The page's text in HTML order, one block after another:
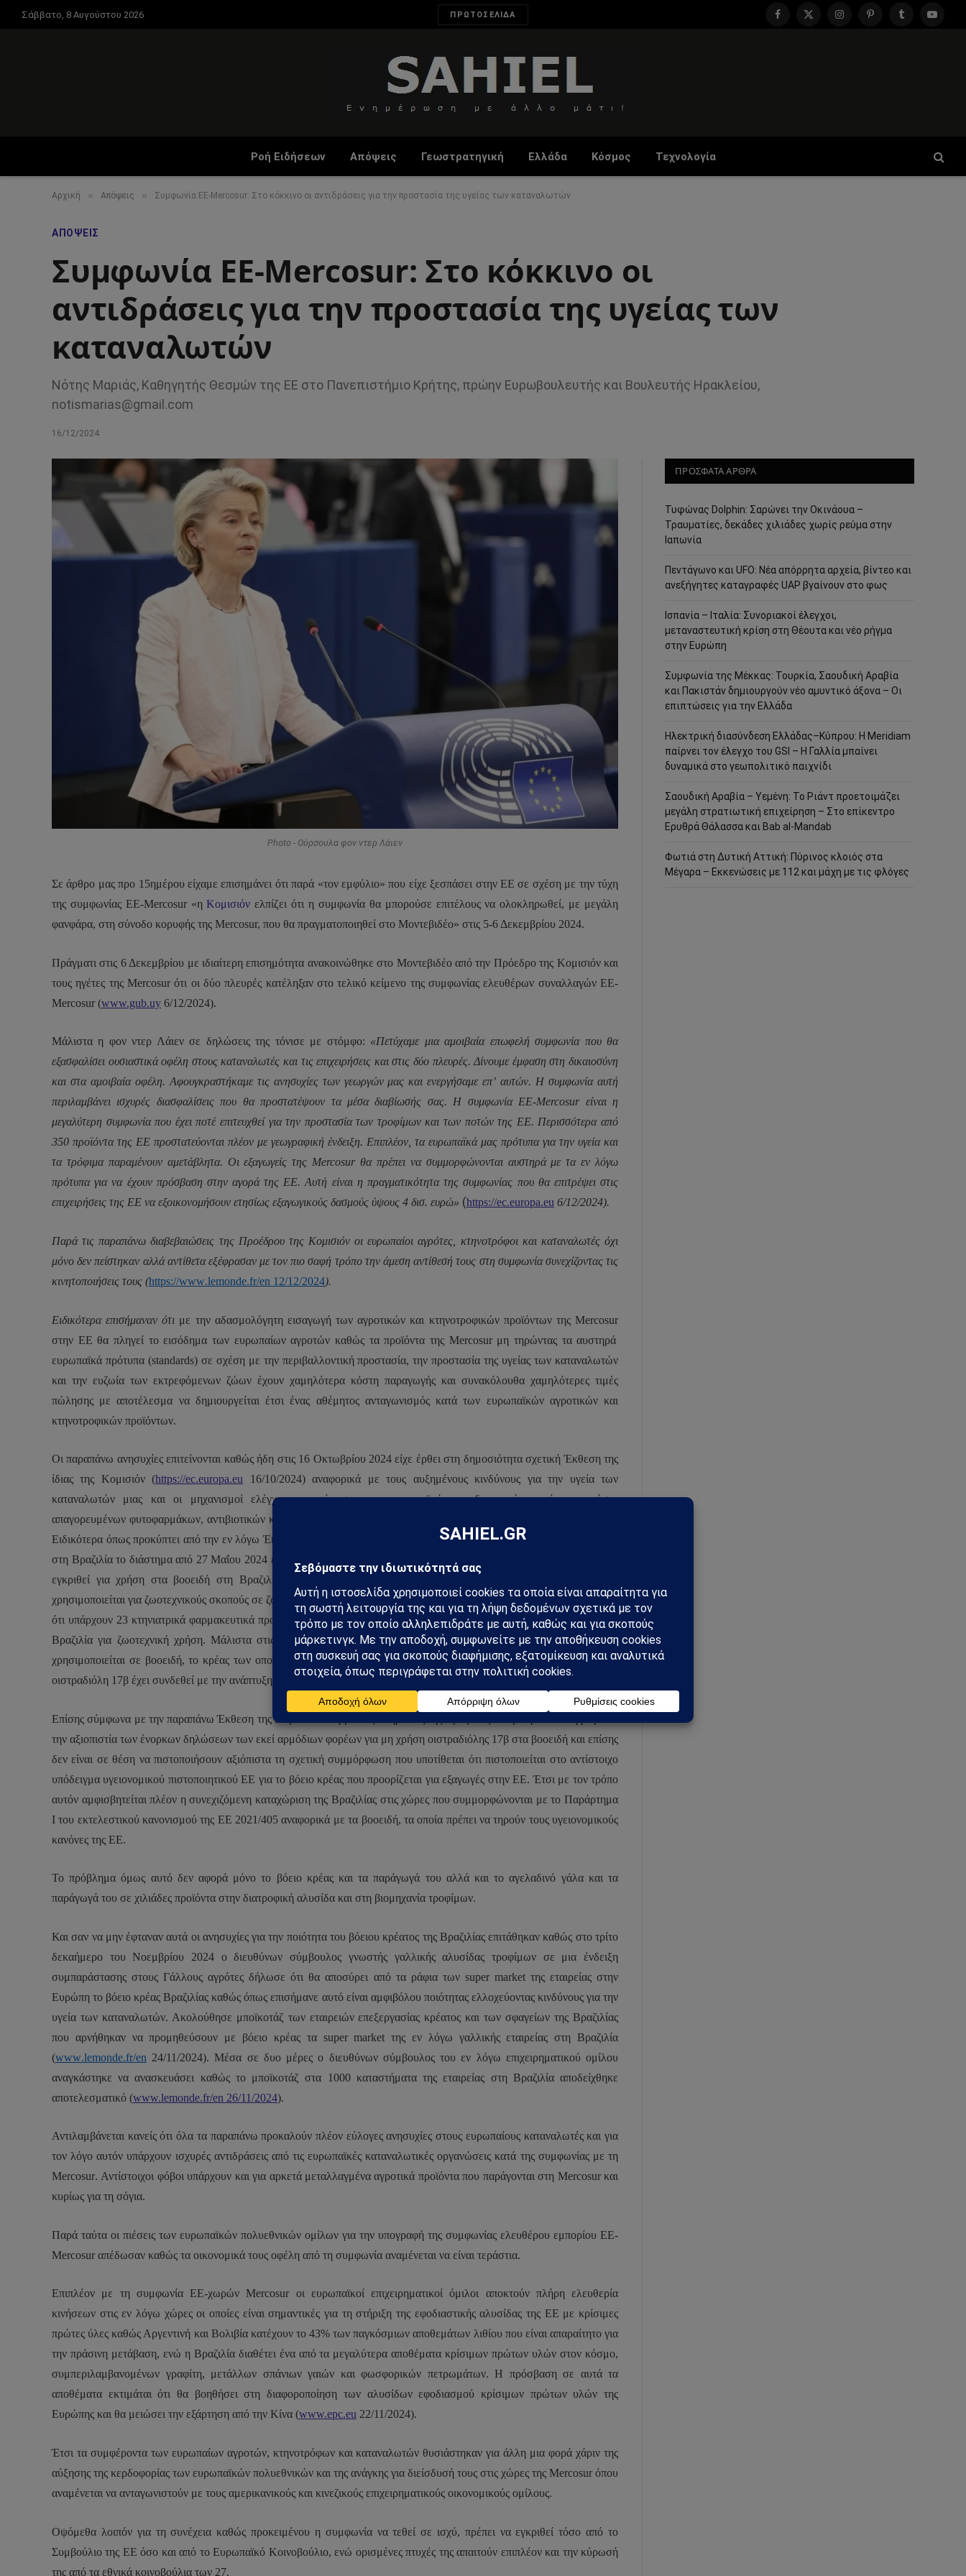
Σάββατο, 8 Αυγούστου 2026 ΠΡΩΤΟΣΕΛΙΔΑ
Facebook
X
InstagramPinterestTumblr
Ροή Ειδήσεων Απόψεις Γεωστρατηγική Ελλάδα Κόσμος Τεχνολογία
Αρχική » Απόψεις » Συμφωνία ΕΕ-Mercosur: Στο κόκκινο οι αντιδράσεις για την προστασία της υγείας των καταναλωτών
ΑΠΌΨΕΙΣ
Συμφωνία ΕΕ-Mercosur: Στο κόκκινο οι
αντιδράσεις για την προστασία της υγείας των
καταναλωτών
Νότης Μαριάς, Καθηγητής Θεσμών της ΕΕ στο Πανεπιστήμιο Κρήτης, πρώην Ευρωβουλευτής και Βουλευτής Ηρακλείου,
notismarias@gmail.com
16/12/2024
Photo - Ούρσουλα φον ντερ Λάιεν
Σε άρθρο μας προ 15ημέρου είχαμε επισημάνει ότι παρά «τον εμφύλιο» που είχε ξεσπάσει στην ΕΕ σε σχέση με την τύχη
της συμφωνίας ΕΕ-Mercosur«η Κομισιόν ελπίζει ότι η συμφωνία θα μπορούσε επιτέλους να ολοκληρωθεί, με μεγάλη
φανφάρα, στη σύνοδο κορυφής της Mercosur, που θα πραγματοποιηθεί στο Μοντεβιδέο» στις 5-6 Δεκεμβρίου 2024.
Πράγματι στις 6 Δεκεμβρίου με ιδιαίτερη επισημότητα ανακοινώθηκε στο Μοντεβιδέο από την Πρόεδρο της Κομισιόν και
τους ηγέτες της Mercosurότι οι δύο πλευρές κατέληξαν στο τελικό κείμενο της συμφωνίας ελευθέρων συναλλαγών ΕΕ-
Mercosur (www.gub.uy 6/12/2024).
Μάλιστα η φον ντερ Λάιεν σε δηλώσεις της τόνισε με στόμφο: «Πετύχαμε μια αμοιβαία επωφελή συμφωνία που θα
εξασφαλίσει ουσιαστικά οφέλη στους καταναλωτές και τις επιχειρήσεις και στις δύο πλευρές. Δίνουμε έμφαση στη δικαιοσύνη
και στα αμοιβαία οφέλη. Αφουγκραστήκαμε τις ανησυχίες των γεωργών μας και ενεργήσαμε επ’ αυτών. Η συμφωνία αυτή
περιλαμβάνει ισχυρές διασφαλίσεις που θα προστατέψουν τα μέσα διαβίωσής σας. Η συμφωνία ΕΕ-Mercosur είναι η
μεγαλύτερη συμφωνία που έχει ποτέ επιτευχθεί για την προστασία των τροφίμων και των ποτών της ΕΕ. Περισσότερα από
350 προϊόντα της ΕΕ προστατεύονται πλέον με γεωγραφική ένδειξη. Επιπλέον, τα ευρωπαϊκά μας πρότυπα για την υγεία και
τα τρόφιμα παραμένουν αμετάβλητα. Οι εξαγωγείς της Mercosur θα πρέπει να συμμορφώνονται αυστηρά με τα εν λόγω
πρότυπα για να έχουν πρόσβαση στην αγορά της ΕΕ. Αυτή είναι η πραγματικότητα της συμφωνίας που θα επιτρέψει στις
επιχειρήσεις της ΕΕ να εξοικονομήσουν ετησίως εξαγωγικούς δασμούς ύψους 4 δισ. ευρώ» (https://ec.europa.eu 6/12/2024).
Παρά τις παραπάνω διαβεβαιώσεις της Προέδρου της Κομισιόν οι ευρωπαίοι αγρότες, κτηνοτρόφοι και καταναλωτές όχι
μόνο δεν πείστηκαν αλλά αντίθετα εξέφρασαν με τον πιο σαφή τρόπο την άμεση αντίθεσή τους στη συμφωνία συνεχίζοντας τις
κινητοποιήσεις τους (https://www.lemonde.fr/en 12/12/2024).
Ειδικότερα επισήμαναν ότι με την αδασμολόγητη εισαγωγή των αγροτικών και κτηνοτροφικών προϊόντων τηςMercosur
στην ΕΕ θα πληγεί το εισόδημα των ευρωπαίων αγροτών καθώς τα προϊόντα της Mercosurμη τηρώντας τα αυστηρά
ευρωπαϊκά πρότυπα (standards) σε σχέση με την περιβαλλοντική προστασία, την προστασία της υγείας των καταναλωτών
και την ευζωία των εκτρεφόμενων ζώων έχουν χαμηλότερα κόστη παραγωγής και συνακόλουθα χαμηλότερες τιμές
πώλησης με αποτέλεσμα να δημιουργείται έτσι ένας αθέμητος ανταγωνισμός κατά των ευρωπαϊκών αγροτικών και
κτηνοτροφικών προϊόντων.
Οι παραπάνω ανησυχίες επιτείνονται καθώς ήδη στις 16 Οκτωβρίου 2024 είχε έρθει στη δημοσιότητα σχετική Έκθεση της
ίδιας της Κομισιόν (https://ec.europa.eu 16/10/2024) αναφορικά με τους αυξημένους κινδύνους για την υγεία των
καταναλωτών μιας και οι μηχανισμοί ελέγχου και τήρησης των ευρωπαϊκών προδιαγραφών κατά της χρήσης
απαγορευμένων φυτοφαρμάκων, αντιβιοτικών και ορμονών που λειτουργούν στις χώρες της
Ειδικότερα όπως προκύπτει από την εν λόγω Έκθεση της Κομισιόν (
DG(SANTE) 2024-8087)μετά από έρευνα που έγινε
στη Βραζιλία το διάστημα από 27 Μαΐου 2024 έως 14 Ιουνίου 2024 διαπιστώθηκε
εγκριθεί για χρήση στα βοοειδή στη Βραζιλία, περιλαμβάνει οιστραδιόλη 17β, η οποία απαγορεύεται στην ΕΕ να
χρησιμοποιείται για ζωοτεχνικούς σκοπούς σε ζώα από τα οποία παράγονται τρόφιμα. Επιπλέον στην ίδια Έκθεση τονίζεται
ότι υπάρχουν 23 κτηνιατρικά φαρμακευτικά προϊόντα που περιέχουν οιστραδιόλη 17β και τα οποία είναι εγκεκριμένα στη
Βραζιλία για ζωοτεχνική χρήση. Μάλιστα στις ετικέτες τους δεν υπάρχει καμία ένδειξη ότι το προϊόν δεν πρέπει να
χρησιμοποιείται σε βοοειδή, το κρέας των οποίων προορίζεται για την αγορά της ΕΕ. Θα πρέπει να σημειωθεί δε ότι η
οιστραδιόλη 17β έχει συνδεθεί με την ανάπτυξη και την εξέλιξη διαφόρων τύπων καρκίνων.
Επίσης σύμφωνα με την παραπάνω Έκθεση της Κομισιόν οι αρμόδιες υπηρεσίες της Βραζιλίας δεν μπορούν να εγγυηθούν
την αξιοπιστία των ένορκων δηλώσεων των εκεί αρμόδιων φορέων για μη χρήση οιστραδιόλης 17β στα βοοειδή και επίσης
δεν είναι σε θέση να πιστοποιήσουν αξιόπιστα τη σχετική συμμόρφωση που υποτίθεται ότι πιστοποιείται στο αντίστοιχο
υπόδειγμα υγειονομικού πιστοποιητικού ΕΕ για το βόειο κρέας που προορίζεται για εξαγωγές στην ΕΕ. Έτσι με τον τρόπο
αυτόν αμφισβητείται πλέον η συνεχιζόμενη καταχώριση της Βραζιλίας στις χώρες που συμμορφώνονται με το Παράρτημα
Ι του εκτελεστικού κανονισμού της ΕΕ 2021/405 αναφορικά με τα βοοειδή, τα οποία πρέπει να τηρούν τους υγειονομικούς
κανόνες της ΕΕ.
Το πρόβλημα όμως αυτό δεν αφορά μόνο το βόειο κρέας και τα παράγωγά του αλλά και το αγελαδινό γάλα και τα
παράγωγά του σε χιλιάδες προϊόντα στην διατροφική αλυσίδα και στη βιομηχανία τροφίμων.
Και σαν να μην έφταναν αυτά οι ανησυχίες για την ποιότητα του βόειου κρέατος της Βραζιλίας επιτάθηκαν καθώς στο τρίτο
δεκαήμερο του Νοεμβρίου 2024 ο διευθύνων σύμβουλος γνωστής γαλλικής αλυσίδας τροφίμων σε μια ένδειξη
συμπαράστασης στους Γάλλους αγρότες δήλωσε ότι θα αποσύρει από τα ράφια των super marketτης εταιρείας στην
Ευρώπη το βόειο κρέας Βραζιλίας καθώς όπως επισήμανε αυτό είναι αμφιβόλου ποιότητας ελλοχεύοντας κινδύνους για την
υγεία των καταναλωτών. Ακολούθησε μποϊκοτάζ των εταιρειών επεξεργασίας κρέατος και των σφαγείων της Βραζιλίας
που αρνήθηκαν να προμηθεύσουν με βόειο κρέας τα super market της εν λόγω γαλλικής εταιρείας στη Βραζιλία
(www.lemonde.fr/en 24/11/2024). Μέσα σε δυο μέρες ο διευθύνων σύμβουλος του εν λόγω επιχειρηματικού ομίλου
αναγκάστηκε να ανασκευάσει καθώς το μποϊκοτάζ στα 1000 καταστήματα της εταιρείας στη Βραζιλία αποδείχθηκε
αποτελεσματικό (www.lemonde.fr/en 26/11/2024).
Αντιλαμβάνεται κανείς ότι όλα τα παραπάνω προκαλούν πλέον εύλογες ανησυχίες στους ευρωπαίους καταναλωτές και για
τον λόγο αυτόν υπάρχουν ισχυρές αντιδράσεις από τις ευρωπαϊκές καταναλωτικές οργανώσεις κατά της συμφωνίας με τη
Mercosur. Αντίστοιχοι φόβοι υπάρχουν και για αρκετά μεταλλαγμένα αγροτικά προϊόντα που παράγονται στη Mercosurκαι
κυρίως για τη σόγια.
Παρά ταύτα οι πιέσεις των ευρωπαϊκών πολυεθνικών ομίλων για την υπογραφή της συμφωνίας ελευθέρου εμπορίου ΕΕ-
Mercosur απέδωσαν καθώς τα οικονομικά τους οφέλη από τη συμφωνία αναμένεται να είναι τεράστια.
Επιπλέον με τη συμφωνία ΕΕ-χωρώνMercosur οι ευρωπαϊκοί επιχειρηματικοί όμιλοι αποκτούν πλήρη ελευθερία
κινήσεων στις εν λόγω χώρες οι οποίες είναι σημαντικές για τη στήριξη της εφοδιαστικής αλυσίδας της ΕΕ με κρίσιμες
πρώτες ύλες καθώς Αργεντινή και Βολιβία κατέχουν το 43% των παγκόσμιων αποθεμάτων λιθίου που είναι απαραίτητο για
την πράσινη μετάβαση, ενώ η Βραζιλία διαθέτει ένα από τα μεγαλύτερα αποθέματα κρίσιμων πρώτων υλών στον κόσμο,
συμπεριλαμβανομένων γραφίτη, μετάλλων σπάνιων γαιών και φωσφορικών πετρωμάτων. Η πρόσβαση σε αυτά τα
αποθέματα εκτιμάται ότι θα βοηθήσει στη διαφοροποίηση των αλυσίδων εφοδιασμού κρίσιμων πρώτων υλών της
Ευρώπης και θα μειώσει την εξάρτηση από την Κίνα (www.epc.eu 22/11/2024).
Έτσι τα συμφέροντα των ευρωπαίων αγροτών, κτηνοτρόφων και καταναλωτών θυσιάστηκαν για άλλη μια φορά χάριν της
αύξησης της κερδοφορίας των ευρωπαϊκών πολυεθνικών και της ανάγκης για διείσδυσή τους στις χώρες της Mercosur όπου
αναμένεται να ανταγωνιστούν με τους αμερικανικούς και κινεζικούς επιχειρηματικούς οικονομικούς ομίλους.
Οψόμεθα λοιπόν για τη συνέχεια καθώς προκειμένου η συμφωνία να τεθεί σε ισχύ, πρέπει να εγκριθεί τόσο από το
Συμβούλιο της ΕΕ όσο και από το Ευρωπαϊκό Κοινοβούλιο, ενώ ορισμένες πτυχές της απαιτούν επιπλέον και την κύρωσή
της από τα εθνικά κοινοβούλια των 27.
ΠΡΟΣΦΑΤΑ ΑΡΘΡΑ
Τυφώνας Dolphin: Σαρώνει την Οκινάουα –
Τραυματίες, δεκάδες χιλιάδες χωρίς ρεύμα στην
Ιαπωνία
Πεντάγωνο και UFO: Νέα απόρρητα αρχεία, βίντεο και
ανεξήγητες καταγραφές UAP βγαίνουν στο φως
Ισπανία – Ιταλία: Συνοριακοί έλεγχοι,
μεταναστευτική κρίση στη Θέουτα και νέο ρήγμα
στην Ευρώπη
Συμφωνία της Μέκκας: Τουρκία, Σαουδική Αραβία
και Πακιστάν δημιουργούν νέο αμυντικό άξονα – Οι
επιπτώσεις για την Ελλάδα
Ηλεκτρική διασύνδεση Ελλάδας–Κύπρου: Η Meridiam
παίρνει τον έλεγχο του GSI – Η Γαλλία μπαίνει
δυναμικά στο γεωπολιτικό παιχνίδι
Σαουδική Αραβία – Υεμένη: Το Ριάντ προετοιμάζει
μεγάλη στρατιωτική επιχείρηση – Στο επίκεντρο
Ερυθρά Θάλασσα και Bab al-Mandab
Φωτιά στη Δυτική Αττική: Πύρινος κλοιός στα
Μέγαρα – Εκκενώσεις με 112 και μάχη με τις φλόγες